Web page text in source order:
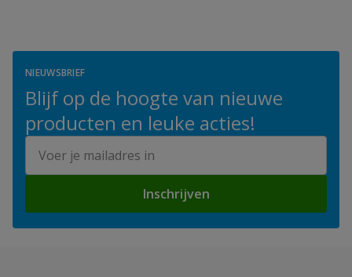
NIEUWSBRIEF
Blijf op de hoogte van nieuwe
producten en leuke acties!
Inschrijven